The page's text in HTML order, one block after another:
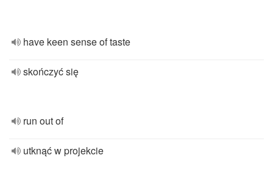
have keen sense of taste
skończyć się
run out of
utknąć w projekcie